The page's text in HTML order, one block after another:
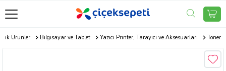
Ürünler Bilgisayar ve Tablet Yazıcı Printer, Tarayıcı ve Aksesuarları Toner